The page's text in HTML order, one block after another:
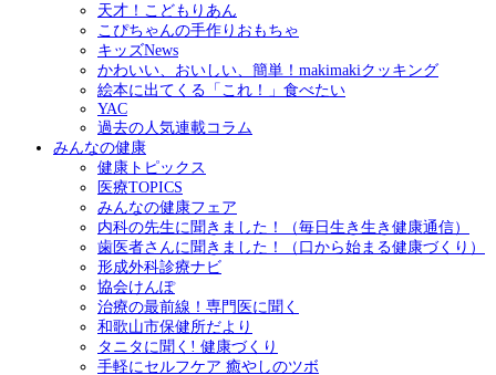
天才！こどもりあん
こぴちゃんの手作りおもちゃ
キッズNews
かわいい、おいしい、簡単！makimakiクッキング
絵本に出てくる「これ！」食べたい
YAC
過去の人気連載コラム
みんなの健康
健康トピックス
医療TOPICS
みんなの健康フェア
内科の先生に聞きました！（毎日生き生き健康通信）
歯医者さんに聞きました！（口から始まる健康づくり）
形成外科診療ナビ
協会けんぽ
治療の最前線！専門医に聞く
和歌山市保健所だより
タニタに聞く! 健康づくり
手軽にセルフケア 癒やしのツボ